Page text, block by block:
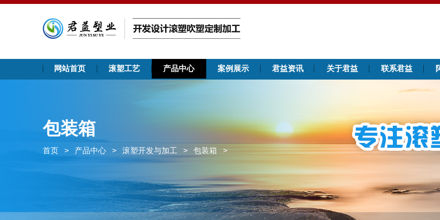
网站首页 滚塑工艺 产品中心 案例展示 君益资讯 关于君益 联系君益
包装箱
首页 > 产品中心 > 滚塑开发与加工 > 包装箱 >